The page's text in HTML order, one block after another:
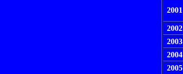
2001
2002
2003
2004
2005